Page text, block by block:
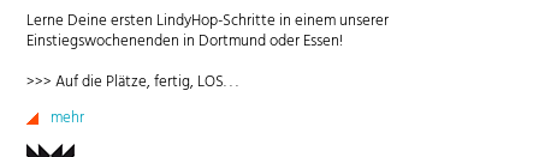
Lerne Deine ersten LindyHop-Schritte in einem unserer
Einstiegswochenenden in Dortmund oder Essen!
>>> Auf die Plätze, fertig, LOS. . .
mehr